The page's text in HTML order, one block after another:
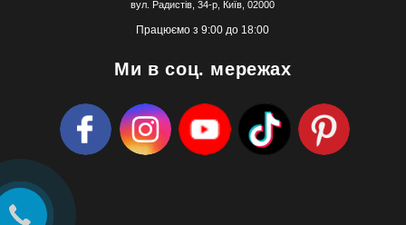
вул. Радистів, 34-р, Київ, 02000
Працюємо з 9:00 до 18:00
Ми в соц. мережах